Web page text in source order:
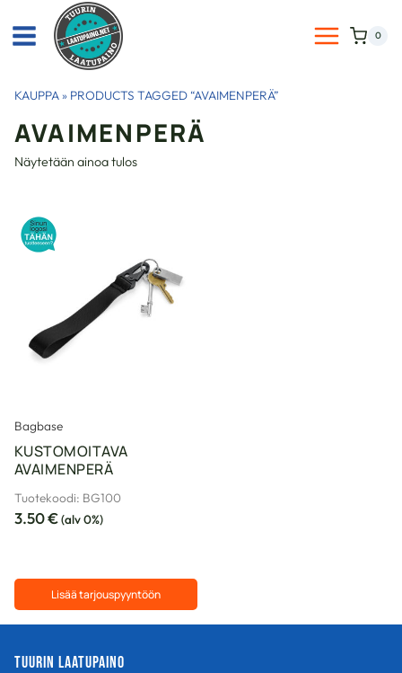
sisältöön
0
KAUPPA» PRODUCTS TAGGED “AVAIMENPERÄ”
AVAIMENPERÄ
Näytetään ainoa tulos
Bagbase
KUSTOMOITAVA
AVAIMENPERÄ
Tuotekoodi: BG100
3.50€(alv 0%)
Lisää tarjouspyyntöön
on
Tuurin Laatupaino